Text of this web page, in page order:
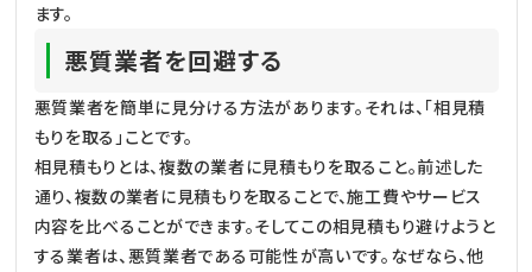
ます。
悪質業者を回避する
悪質業者を簡単に見分ける方法があります。それは、「相見積
もりを取る」ことです。
相見積もりとは、複数の業者に見積もりを取ること。前述した
通り、複数の業者に見積もりを取ることで、施工費やサービス
内容を比べることができます。そしてこの相見積もり避けようと
する業者は、悪質業者である可能性が高いです。なぜなら、他